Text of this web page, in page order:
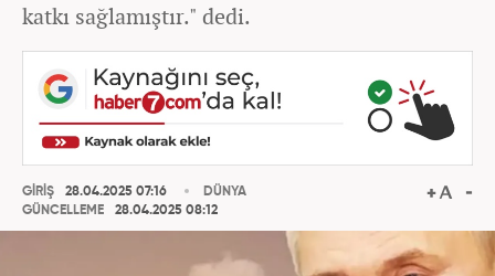
katkı sağlamıştır." dedi.
GİRİŞ
28.04.2025 07:16
GÜNCELLEME
28.04.2025 08:12
DÜNYA